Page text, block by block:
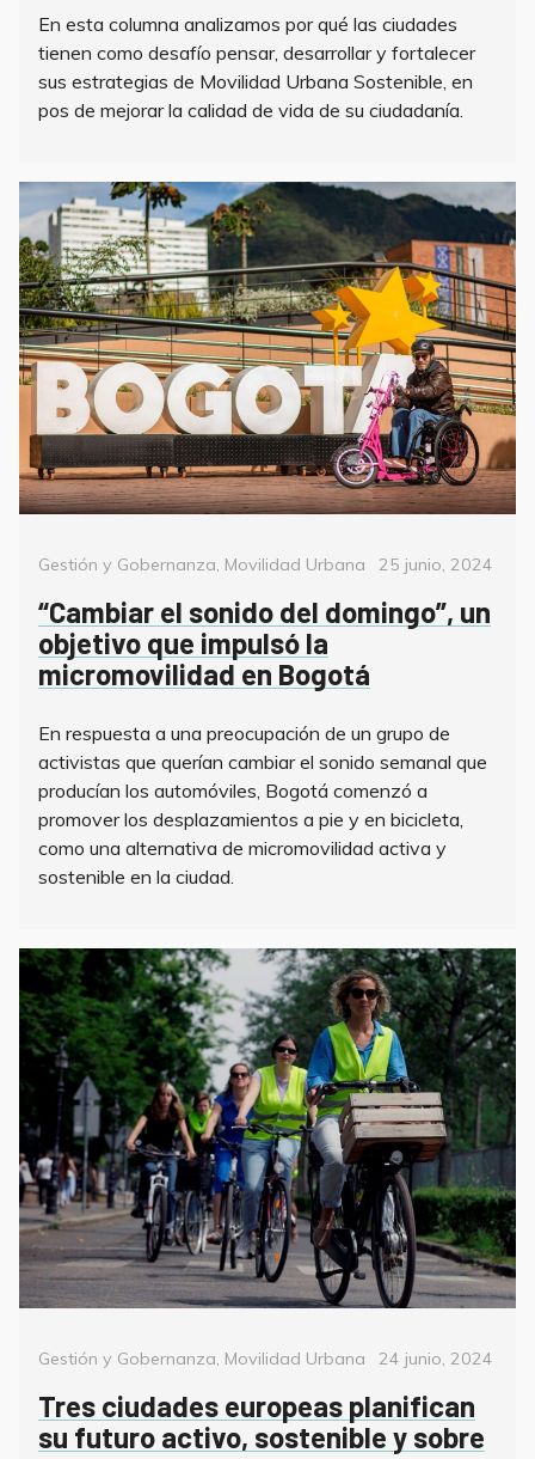
En esta columna analizamos por qué las ciudades
tienen como desafío pensar, desarrollar y fortalecer
sus estrategias de Movilidad Urbana Sostenible, en
pos de mejorar la calidad de vida de su ciudadanía.
Categorías
Gestión y Gobernanza, Movilidad Urbana
Posted
25 junio, 2024
“Cambiar el sonido del domingo”, un
objetivo que impulsó la
micromovilidad en Bogotá
En respuesta a una preocupación de un grupo de
activistas que querían cambiar el sonido semanal que
producían los automóviles, Bogotá comenzó a
promover los desplazamientos a pie y en bicicleta,
como una alternativa de micromovilidad activa y
sostenible en la ciudad.
Categorías
Gestión y Gobernanza, Movilidad Urbana
Posted
24 junio, 2024
Tres ciudades europeas planifican
su futuro activo, sostenible y sobre